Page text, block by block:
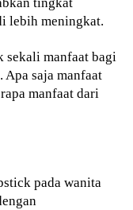
lebih meningkat.
manfaat bagi
Apa saja manfaat
manfaat dari
pada wanita